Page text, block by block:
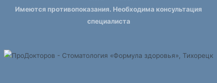
Имеются противопоказания. Необходима консультация
специалиста